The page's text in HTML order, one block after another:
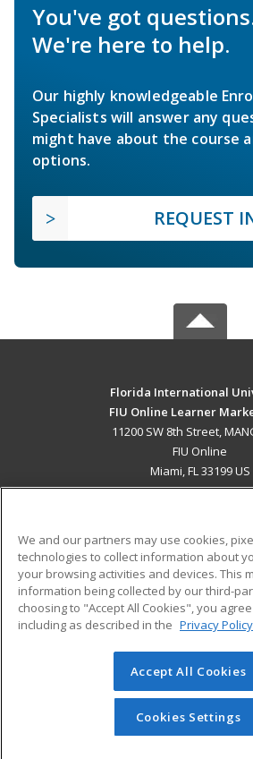
You've got
We're here to help.
Our highly knowledgeable
Specialists will answer any
might have about the course
options.
REQUEST
Florida International
FIU Online Learner
11200 SW 8th Street,
FIU Online
Miami, FL 33199 US
ADDITIONAL
Military
Financial Assistance
Help
Student
© 2026 ed2go, a division of Cengage
reserved. The material on this site
redistributed unless you have
permission from Cengage
We and our partners may use cookies,
technologies to collect information about
your browsing activities and devices. This
information being collected by our third-
choosing to "Accept All Cookies", you
including as described in the Privacy Policy
Accept All Cookies
Cookies Settings